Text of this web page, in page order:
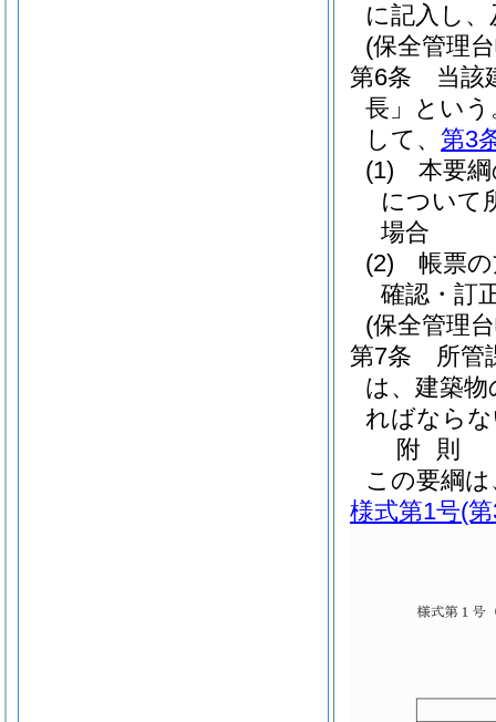
に記入し
(保全管理
第6条
当該
長」という
して、 第3
(1)
本要
について
場合
(2)
帳票
確認・訂
(保全管理
第7条
所管
は、建築
ればなら
附 則
この要綱
様式第1号(